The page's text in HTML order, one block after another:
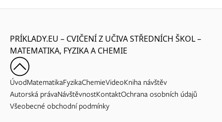
PRÍKLADY.EU – CVIČENÍ Z UČIVA STŘEDNÍCH ŠKOL –
MATEMATIKA, FYZIKA A CHEMIE
ÚvodMatematikaFyzikaChemieVideoKniha návštěv
Autorská právaNávštěvnostKontaktOchrana osobních údajů
Všeobecné obchodní podmínky